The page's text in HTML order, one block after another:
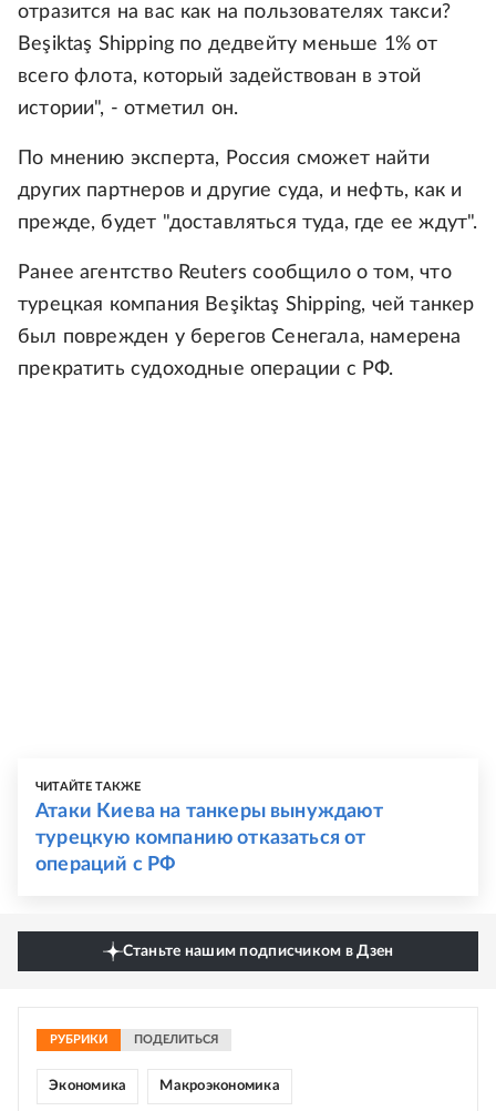
отразится на вас как на пользователях такси?
Beşiktaş Shipping по дедвейту меньше 1% от
всего флота, который задействован в этой
истории", - отметил он.
По мнению эксперта, Россия сможет найти
других партнеров и другие суда, и нефть, как и
прежде, будет "доставляться туда, где ее ждут".
Ранее агентство Reuters сообщило о том, что
турецкая компания Beşiktaş Shipping, чей танкер
был поврежден у берегов Сенегала, намерена
прекратить судоходные операции с РФ.
ЧИТАЙТЕ ТАКЖЕ
Атаки Киева на танкеры вынуждают
турецкую компанию отказаться от
операций с РФ
Станьте нашим подписчиком в Дзен
РУБРИКИ ПОДЕЛИТЬСЯ
Экономика Макроэкономика